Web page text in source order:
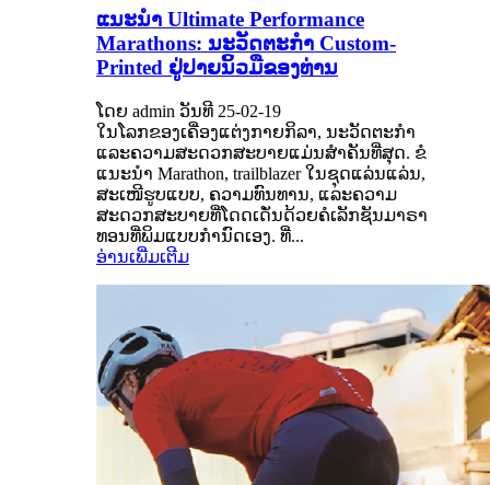
ແນະນໍາ Ultimate Performance
Marathons: ນະວັດຕະກໍາ Custom-
Printed ຢູ່ປາຍນິ້ວມືຂອງທ່ານ
ໂດຍ admin ວັນທີ 25-02-19
ໃນໂລກຂອງເຄື່ອງແຕ່ງກາຍກິລາ, ນະວັດຕະກໍາ
ແລະຄວາມສະດວກສະບາຍແມ່ນສໍາຄັນທີ່ສຸດ. ຂໍ
ແນະນຳ Marathon, trailblazer ໃນຊຸດແລ່ນແລ່ນ,
ສະເໜີຮູບແບບ, ຄວາມທົນທານ, ແລະຄວາມ
ສະດວກສະບາຍທີ່ໂດດເດັ່ນດ້ວຍຄໍເລັກຊັນມາຣາ
ທອນທີ່ພິມແບບກຳນົດເອງ. ທີ່...
ອ່ານເພີ່ມເຕີມ